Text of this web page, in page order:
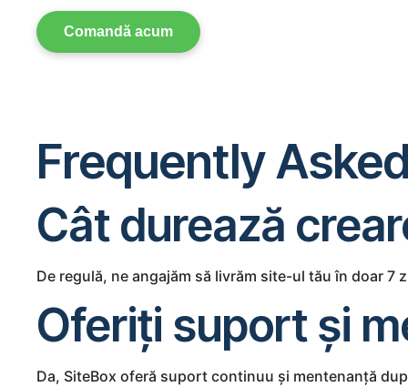
Comandă acum
Frequently
Cât durează
De regulă, ne angajăm să livrăm site-ul tău în doar
Oferiți suport și
Da, SiteBox oferă suport continuu și mentenanță